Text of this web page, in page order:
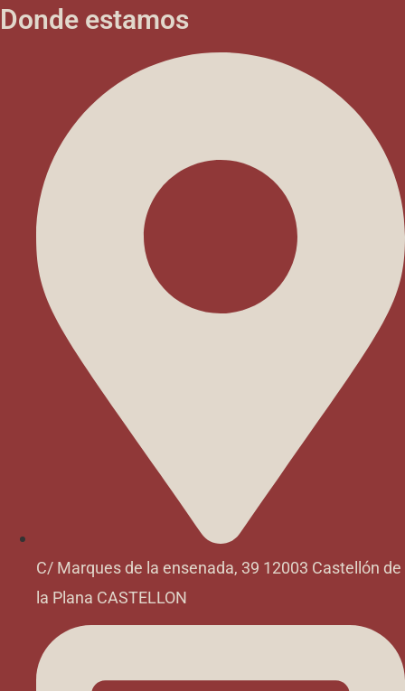
Donde estamos
C/ Marques de la ensenada, 39 12003 Castellón de
la Plana CASTELLON